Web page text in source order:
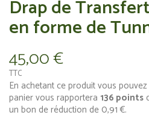
Drap de
en forme de
45,00 €
TTC
En achetant ce produit vous
panier vous rapportera 136 points
un bon de réduction de 0,91 €.